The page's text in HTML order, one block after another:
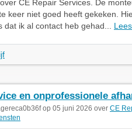
CE Repair Services. De
keer niet goed heeft gekeken.
dat ik al contact heb gehad...
en onprofessionele
op 05 juni 2026 over CE